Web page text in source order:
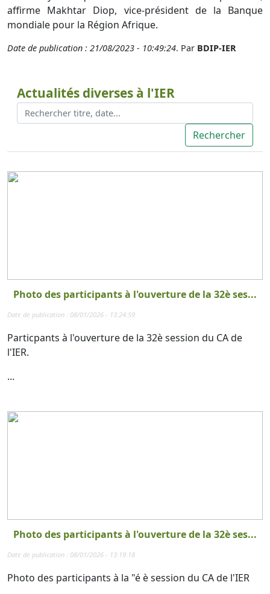
affirme Makhtar Diop, vice-président de la Banque
mondiale pour la Région Afrique.
Date de publication : 21/08/2023 - 10:49:24. Par BDIP-IER
Actualités diverses à l'IER
Photo des participants à l'ouverture de la 32è ses...
Date de publication : 08/01/2026 - 13:24:59
Particpants à l'ouverture de la 32è session du CA de
l'IER.
...
Photo des participants à l'ouverture de la 32è ses...
Date de publication : 08/01/2026 - 13:19:18
Photo des participants à la "é è session du CA de l'IER